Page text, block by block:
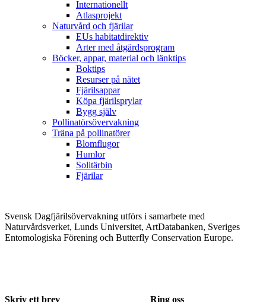
Internationellt
Atlasprojekt
Naturvård och fjärilar
EUs habitatdirektiv
Arter med åtgärdsprogram
Böcker, appar, material och länktips
Boktips
Resurser på nätet
Fjärilsappar
Köpa fjärilsprylar
Bygg själv
Pollinatörsövervakning
Träna på pollinatörer
Blomflugor
Humlor
Solitärbin
Fjärilar
Svensk Dagfjärilsövervakning utförs i samarbete med
Naturvårdsverket, Lunds Universitet, ArtDatabanken, Sveriges
Entomologiska Förening och Butterfly Conservation Europe.
Skriv ett brev Ring oss